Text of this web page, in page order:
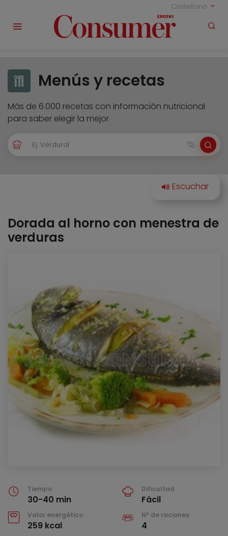
Castellano
Menús y recetas
Más de 6.000 recetas con información nutricional
para saber elegir la mejor
Dorada al horno con menestra de
verduras
Tiempo
30-40 min
Dificultad
Fácil
Valor energético
259 kcal
Nº de raciones
4